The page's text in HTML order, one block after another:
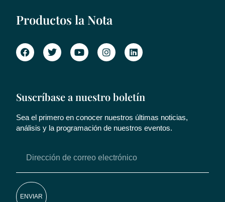
Productos la Nota
Suscríbase a nuestro boletín
Sea el primero en conocer nuestros últimas noticias,
análisis y la programación de nuestros eventos.
ENVIAR